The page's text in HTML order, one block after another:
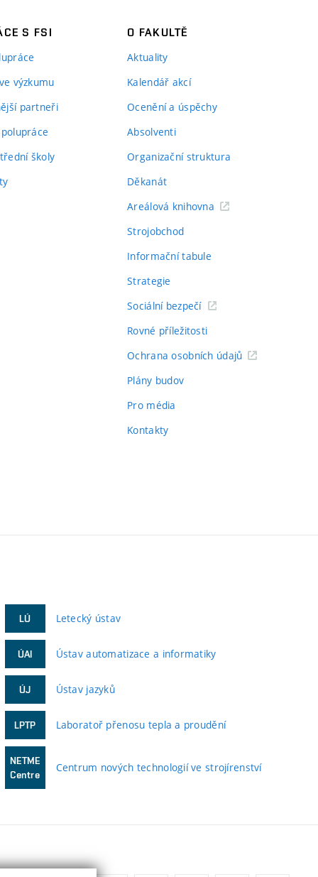
S FSI
výzkumu
partneři
školy
O FAKULTĚ
Aktuality
Kalendář akcí
Ocenění a úspěchy
Absolventi
Organizační struktura
Děkanát
Areálová knihovna
Strojobchod
Informační tabule
Strategie
Sociální bezpečí
Rovné příležitosti
Ochrana osobních údajů
Plány budov
Pro média
Kontakty
LÚ Letecký ústav
ÚAI Ústav automatizace a informatiky
ÚJ Ústav jazyků
LPTP Laboratoř přenosu tepla a proudění
NETME
Centre
Centrum nových technologií ve strojírenství